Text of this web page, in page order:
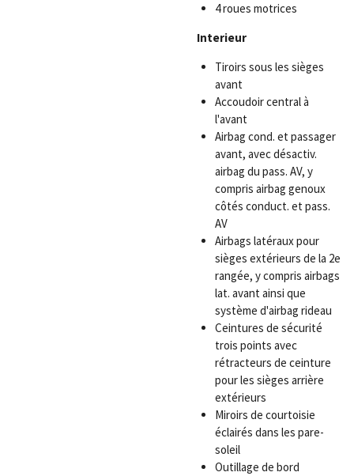
4 roues motrices
Interieur
Tiroirs sous les sièges
avant
Accoudoir central à
l'avant
Airbag cond. et passager
avant, avec désactiv.
airbag du pass. AV, y
compris airbag genoux
côtés conduct. et pass.
AV
Airbags latéraux pour
sièges extérieurs de la 2e
rangée, y compris airbags
lat. avant ainsi que
système d'airbag rideau
Ceintures de sécurité
trois points avec
rétracteurs de ceinture
pour les sièges arrière
extérieurs
Miroirs de courtoisie
éclairés dans les pare-
soleil
Outillage de bord